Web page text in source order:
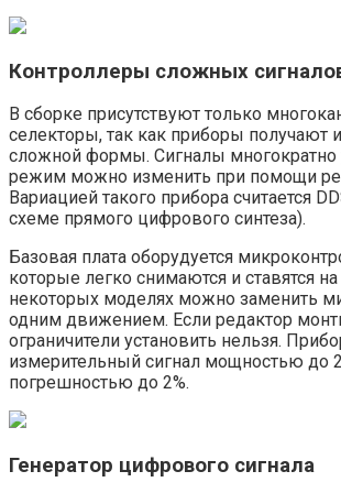
Контроллеры сложных
В сборке присутствуют только
селекторы, так как приборы получают
сложной формы. Сигналы многократно
режим можно изменить при помощи
Вариацией такого прибора считается
схеме прямого цифрового синтеза).
Базовая плата оборудуется
которые легко снимаются и ставятся
некоторых моделях можно заменить
одним движением. Если редактор
ограничители установить нельзя.
измерительный сигнал мощностью до
погрешностью до 2%.
Генератор цифрового сигнала